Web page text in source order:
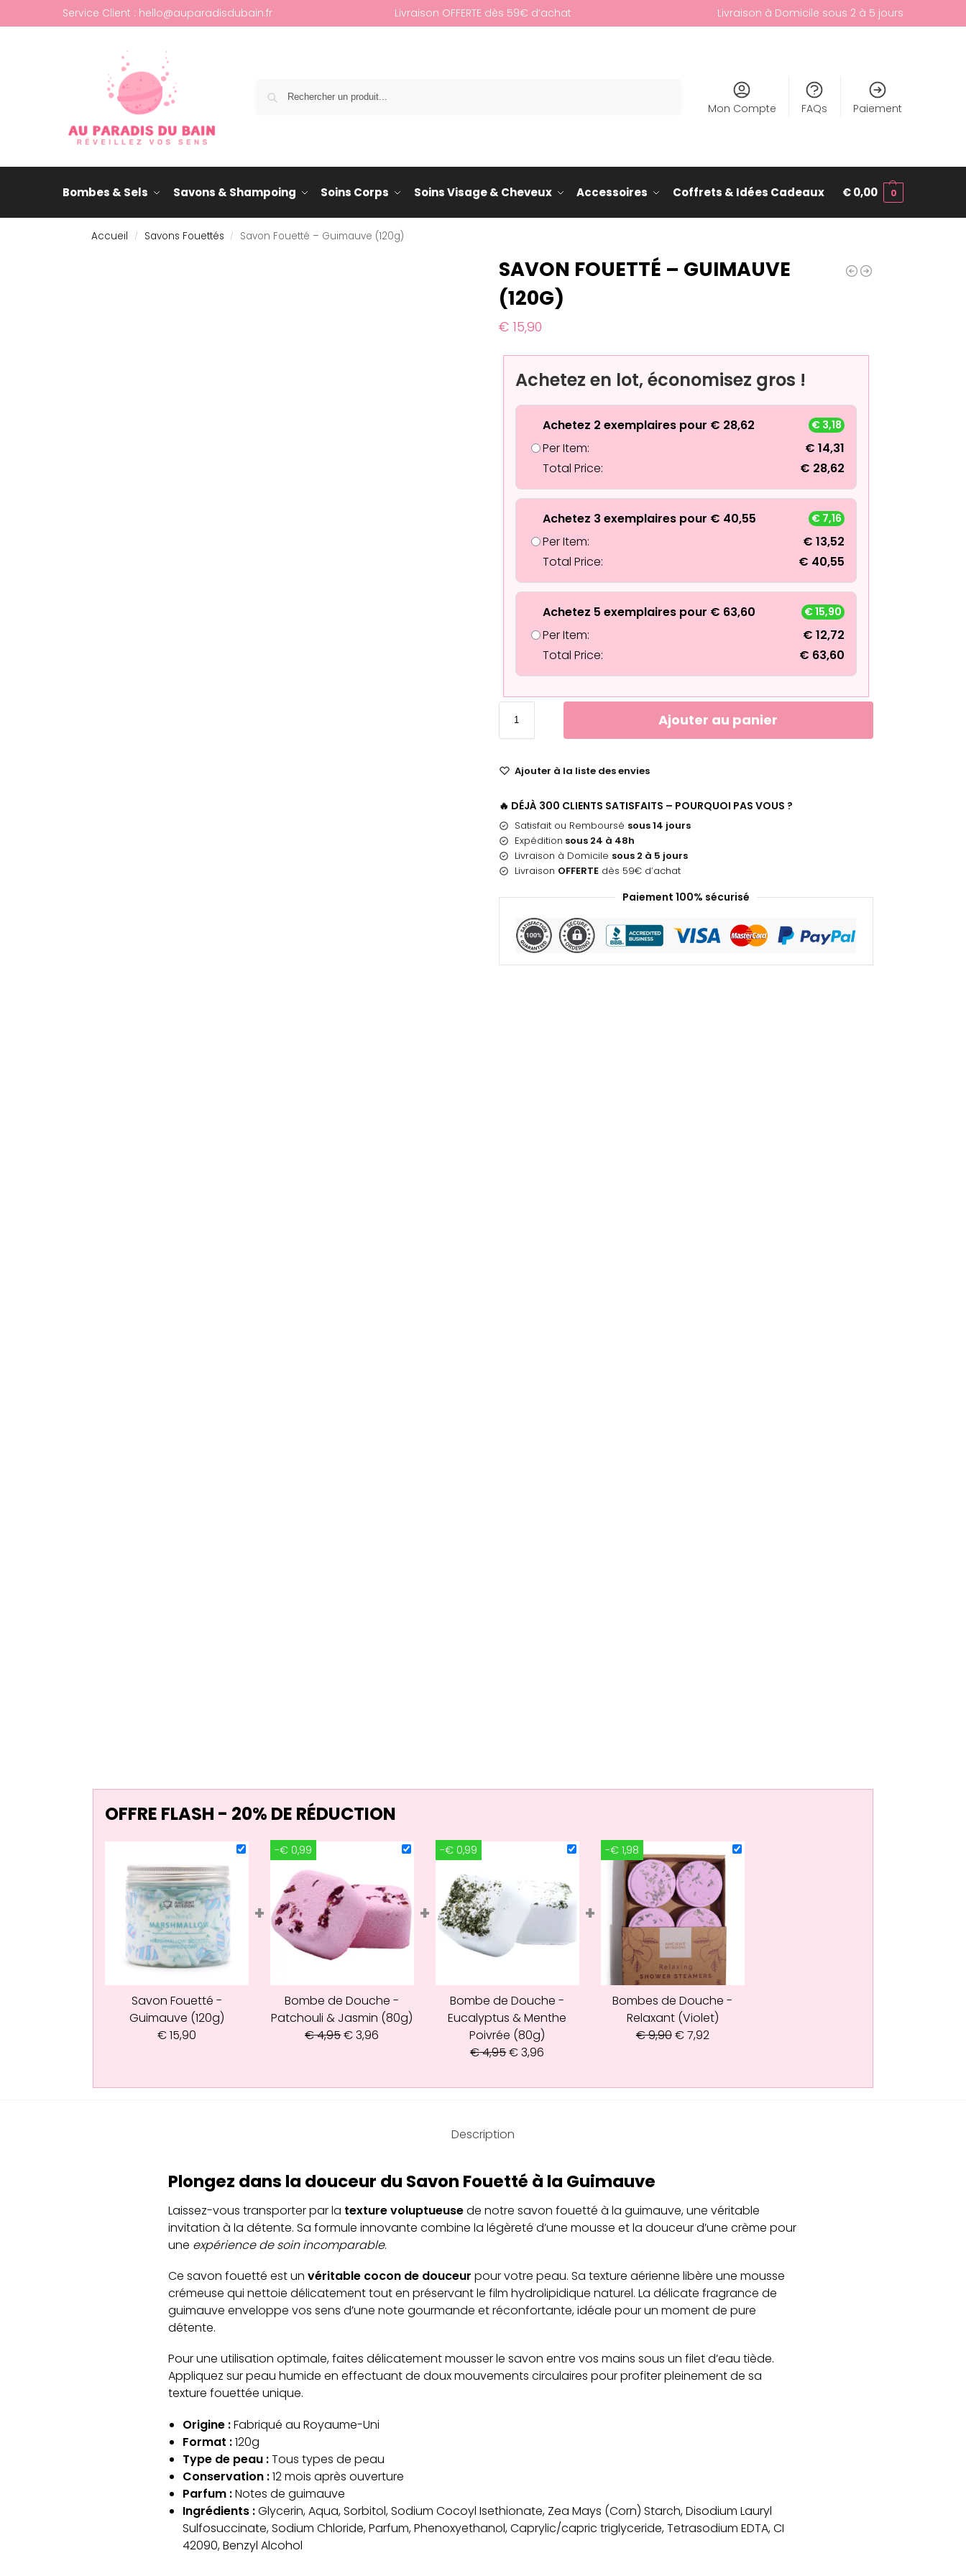
Service Client : hello@auparadisdubain.fr Livraison OFFERTE dès 59€ d’achat Livraison à Domicile sous 2 à 5 jours
Mon Compte FAQs Paiement
Bombes & Sels Savons & Shampoing Soins Corps Soins Visage & Cheveux Accessoires Coffrets & Idées Cadeaux €0,00 0
Accueil / Savons Fouettés / Savon Fouetté – Guimauve (120g)
SAVON FOUETTÉ – GUIMAUVE
(120G)
€15,90
Achetez en lot, économisez gros !
Achetez 2 exemplaires pour € 28,62 € 3,18
Per Item: € 14,31
Total Price:
€ 28,62
Achetez 3 exemplaires pour € 40,55 € 7,16
Per Item: € 13,52
Total Price:
€ 40,55
Achetez 5 exemplaires pour € 63,60 €15,90
Per Item: € 12,72
Total Price:
€ 63,60
Ajouter au panier
Ajouter à la liste des envies
🔥 DÉJÀ 300 CLIENTS SATISFAITS – POURQUOI PAS VOUS ?
Satisfait ou Remboursé sous 14 jours
Expédition sous 24 à 48h
Livraison à Domicile sous 2 à 5 jours
Livraison OFFERTEdès 59€ d’achat
Paiement 100% sécurisé
OFFRE FLASH - 20% DE RÉDUCTION
Savon Fouetté -
Guimauve (120g)
€15,90
+
-€ 0,99
Bombe de Douche -
Patchouli & Jasmin (80g)
€4,95€3,96
+
-€ 0,99
Bombe de Douche -
Eucalyptus & Menthe
Poivrée (80g)
€4,95€3,96
+
-€ 1,98
Bombes de Douche -
Relaxant (Violet)
€9,90€7,92
Description
Plongez dans la douceur du Savon Fouetté à la Guimauve
Laissez-vous transporter par la texture voluptueusede notre savon fouetté à la guimauve, une véritable
invitation à la détente. Sa formule innovante combine la légèreté d’une mousse et la douceur d’une crème pour
une expérience de soin incomparable.
Ce savon fouetté est un véritable cocon de douceur pour votre peau. Sa texture aérienne libère une mousse
crémeuse qui nettoie délicatement tout en préservant le film hydrolipidique naturel. La délicate fragrance de
guimauve enveloppe vos sens d’une note gourmande et réconfortante, idéale pour un moment de pure
détente.
Pour une utilisation optimale, faites délicatement mousser le savon entre vos mains sous un filet d’eau tiède.
Appliquez sur peau humide en effectuant de doux mouvements circulaires pour profiter pleinement de sa
texture fouettée unique.
Origine :Fabriqué au Royaume-Uni
Format :120g
Type de peau :Tous types de peau
Conservation :12 mois après ouverture
Parfum :Notes de guimauve
Ingrédients :Glycerin, Aqua, Sorbitol, Sodium Cocoyl Isethionate, Zea Mays (Corn) Starch, Disodium Lauryl
Sulfosuccinate, Sodium Chloride, Parfum, Phenoxyethanol, Caprylic/capric triglyceride, Tetrasodium EDTA, CI
42090, Benzyl Alcohol